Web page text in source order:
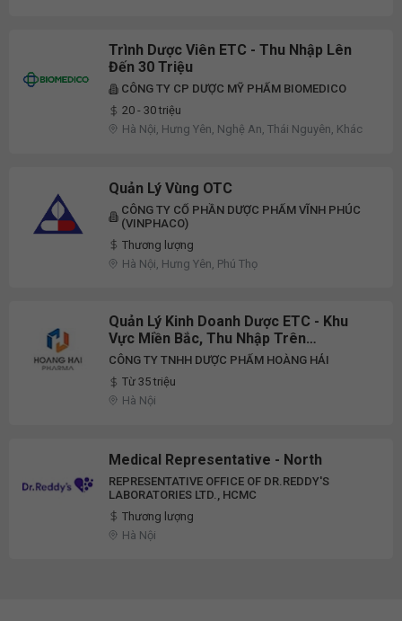
Trình Dược Viên ETC - Thu Nhập Lên
Đến 30 Triệu
CÔNG TY CP DƯỢC MỸ PHẨM BIOMEDICO
20 - 30 triệu
Hà Nội, Hưng Yên, Nghệ An, Thái Nguyên, Khác
Quản Lý Vùng OTC
CÔNG TY CỔ PHẦN DƯỢC PHẨM VĨNH PHÚC
(VINPHACO)
Thương lượng
Hà Nội, Hưng Yên, Phú Thọ
Quản Lý Kinh Doanh Dược ETC - Khu
Vực Miền Bắc, Thu Nhập Trên
35tr/Tháng
CÔNG TY TNHH DƯỢC PHẨM HOÀNG HẢI
Từ 35 triệu
Hà Nội
Medical Representative - North
REPRESENTATIVE OFFICE OF DR.REDDY'S
LABORATORIES LTD., HCMC
Thương lượng
Hà Nội